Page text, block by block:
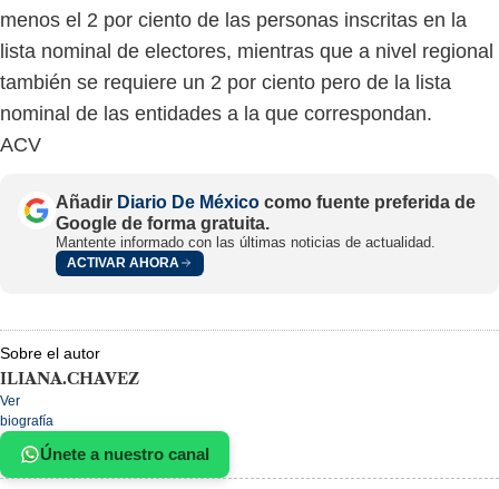
menos el 2 por ciento de las personas inscritas en la
lista nominal de electores, mientras que a nivel regional
también se requiere un 2 por ciento pero de la lista
nominal de las entidades a la que correspondan.
ACV
Añadir Diario De México como fuente preferida de
Google de forma gratuita.
Mantente informado con las últimas noticias de actualidad.
ACTIVAR AHORA
Sobre el autor
ILIANA.CHAVEZ
Ver
biografía
Únete a nuestro canal